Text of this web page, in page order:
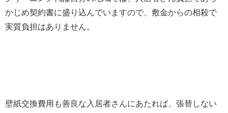
かじめ契約書に盛り込んでいますので、敷金からの相殺で
実質負担はありません。
壁紙交換費用も善良な入居者さんにあたれば、張替しない